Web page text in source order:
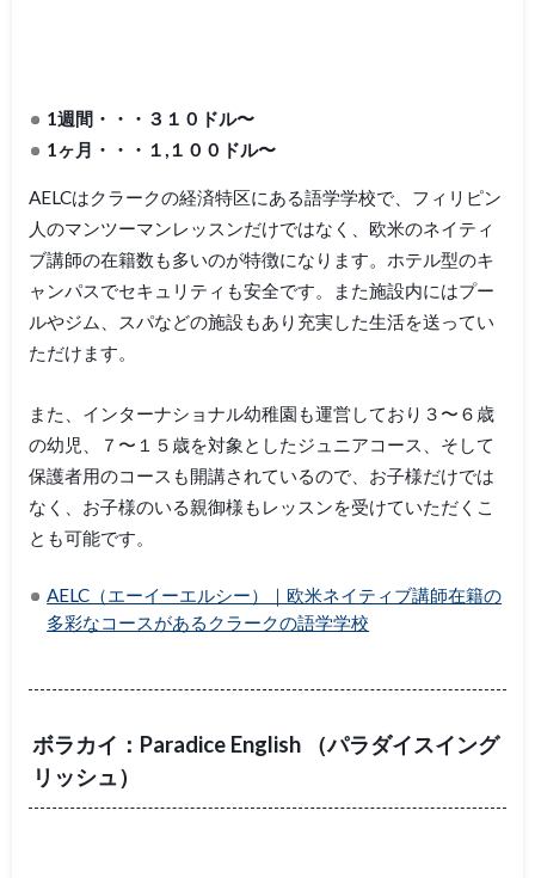
1週間・・・３１０ドル〜
1ヶ月・・・１,１００ドル〜
AELCはクラークの経済特区にある語学学校で、フィリピン
人のマンツーマンレッスンだけではなく、欧米のネイティ
ブ講師の在籍数も多いのが特徴になります。ホテル型のキ
ャンパスでセキュリティも安全です。また施設内にはプー
ルやジム、スパなどの施設もあり充実した生活を送ってい
ただけます。
また、インターナショナル幼稚園も運営しており３〜６歳
の幼児、７〜１５歳を対象としたジュニアコース、そして
保護者用のコースも開講されているので、お子様だけでは
なく、お子様のいる親御様もレッスンを受けていただくこ
とも可能です。
AELC（エーイーエルシー）｜欧米ネイティブ講師在籍の
多彩なコースがあるクラークの語学学校
ボラカイ：Paradice English （パラダイスイング
リッシュ）